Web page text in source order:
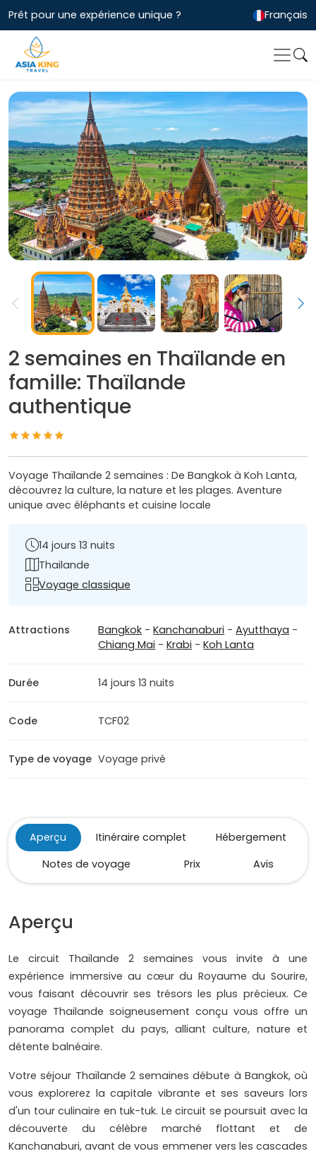
Prêt pour une expérience unique ? Français
2 semaines en Thaïlande en
famille: Thaïlande
authentique
Voyage Thaïlande 2 semaines : De Bangkok à Koh Lanta,
découvrez la culture, la nature et les plages. Aventure
unique avec éléphants et cuisine locale
14 jours 13 nuits
Thailande
Voyage classique
Attractions Bangkok -Kanchanaburi -Ayutthaya -
Chiang Mai -Krabi -Koh Lanta
Durée 14 jours 13 nuits
Code TCF02
Type de voyage Voyage privé
Aperçu Itinéraire complet
Hébergement
Notes de voyage
Prix Avis
Aperçu
Le circuit Thaïlande 2 semaines vous invite à une
expérience immersive au cœur du Royaume du Sourire,
vous faisant découvrir ses trésors les plus précieux. Ce
voyage Thailande soigneusement conçu vous offre un
panorama complet du pays, alliant culture, nature et
détente balnéaire.
Votre séjour Thaïlande 2 semaines débute à Bangkok, où
vous explorerez la capitale vibrante et ses saveurs lors
d'un tour culinaire en tuk-tuk. Le circuit se poursuit avec la
découverte du célèbre marché flottant et de
Kanchanaburi, avant de vous emmener vers les cascades